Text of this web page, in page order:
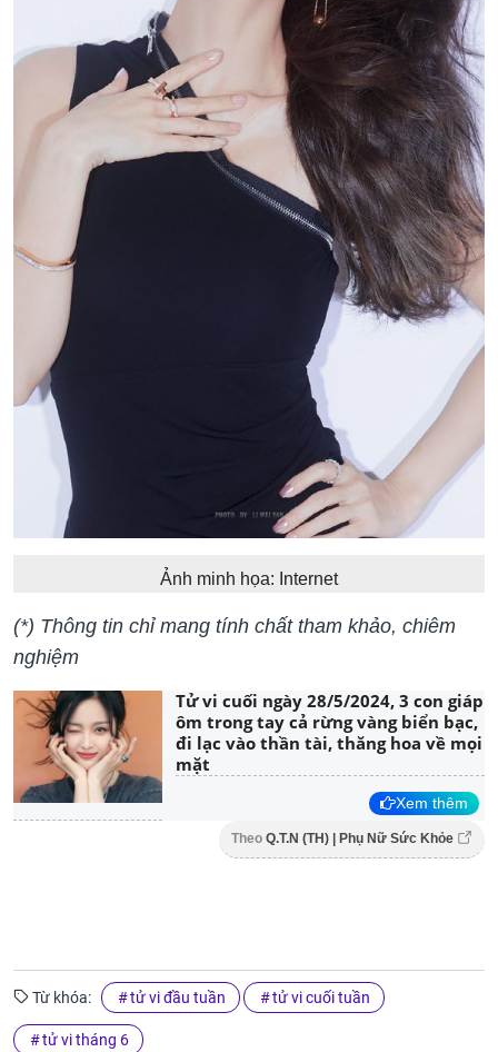
Ảnh minh họa: Internet
(*) Thông tin chỉ mang tính chất tham khảo, chiêm
nghiệm
Tử vi cuối ngày 28/5/2024, 3 con giáp
ôm trong tay cả rừng vàng biển bạc,
đi lạc vào thần tài, thăng hoa về mọi
mặt
Xem thêm
Theo Q.T.N (TH) | Phụ Nữ Sức Khỏe
Từ khóa: tử vi đầu tuần tử vi cuối tuần
tử vi tháng 6